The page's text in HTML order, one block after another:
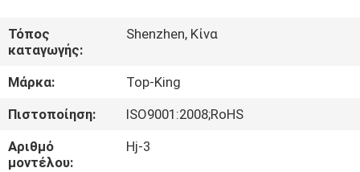
ΕΜΆΣ
ΕΠΙΣΚΈΨΕΙΣ
ΣΤΟ
ΕΡΓΟΣΤΆΣΙΟ
Τόπος
καταγωγής:
Shenzhen, Κίνα
Μάρκα:
Top-King
Πιστοποίηση:
ISO9001:2008;RoHS
Αριθμό
μοντέλου:
Hj-3